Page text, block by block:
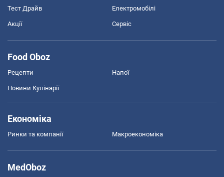
Тест Драйв Електромобілі
Акції Сервіс
Food Oboz
Рецепти Напої
Новини Кулінарії
Економіка
Ринки та компанії Макроекономіка
MedOboz